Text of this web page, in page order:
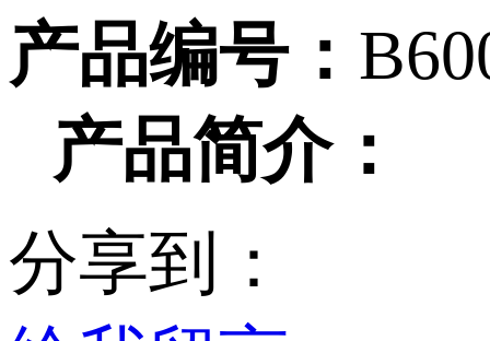
产品编号：
产品简介：
分享到：